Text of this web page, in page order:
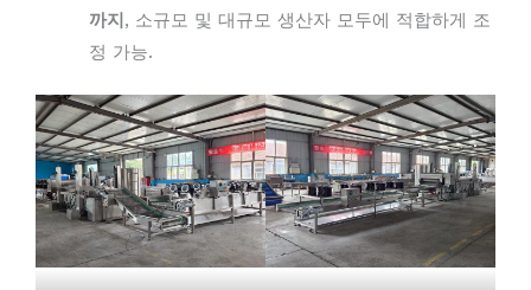
까지 , 소규모 및 대규모 생산자 모두에 적합하게 조
정 가능.